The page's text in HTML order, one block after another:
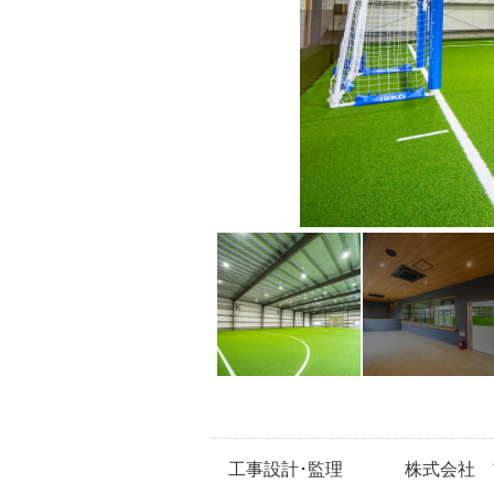
工事設計･監理 株式会社